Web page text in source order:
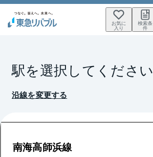
お気に
入り
検索条
件
駅を選択してください
沿線を変更する
南海高師浜線